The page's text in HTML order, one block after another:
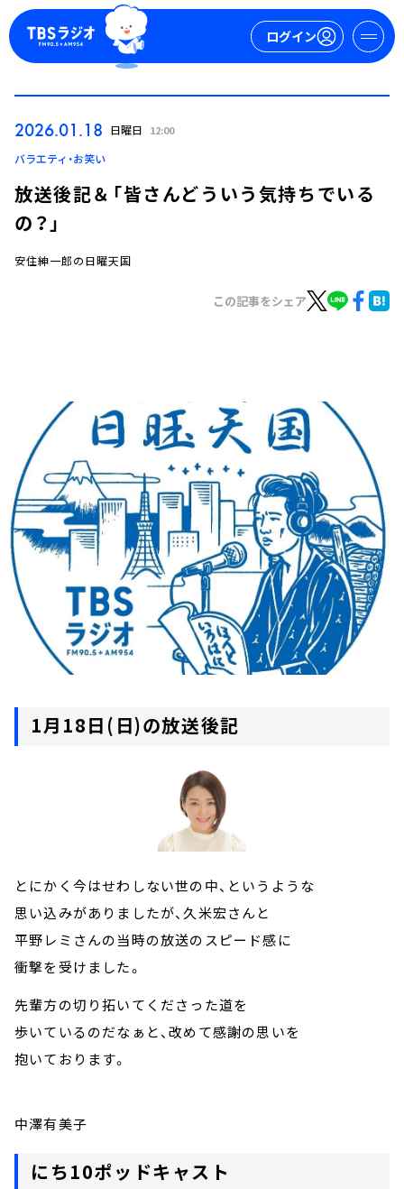
ログイン
ログイン
お知らせ
イベント・グッズ
YouTube
会社情報
2026.01.18 日曜日 12:00
バラエティ・お笑い
放送後記＆「皆さんどういう気持ちでいる
の？」
安住紳一郎の日曜天国
この記事をシェア
1月18日(日)の放送後記
とにかく今はせわしない世の中、というような
思い込みがありましたが、久米宏さんと
平野レミさんの当時の放送のスピード感に
衝撃を受けました。
先輩方の切り拓いてくださった道を
歩いているのだなぁと、改めて感謝の思いを
抱いております。
中澤有美子
にち10ポッドキャスト